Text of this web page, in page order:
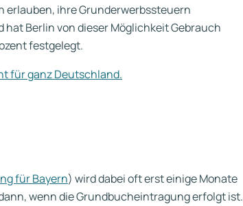
erlauben, ihre Grunderwerbssteuern
Berlin von dieser Möglichkeit Gebrauch
festgelegt.
für ganz Deutschland.
für Bayern) wird dabei oft erst einige Monate
wenn die Grundbucheintragung erfolgt ist.